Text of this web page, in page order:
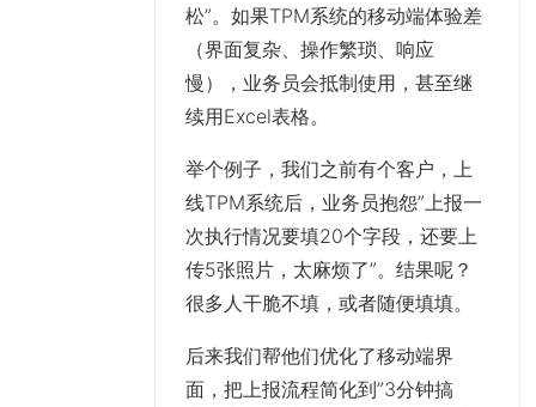
松”。如果TPM系统的移动端体验差
（界面复杂、操作繁琐、响应
慢），业务员会抵制使用，甚至继
续用Excel表格。
举个例子，我们之前有个客户，上
线TPM系统后，业务员抱怨”上报一
次执行情况要填20个字段，还要上
传5张照片，太麻烦了”。结果呢？
很多人干脆不填，或者随便填填。
后来我们帮他们优化了移动端界
面，把上报流程简化到”3分钟搞